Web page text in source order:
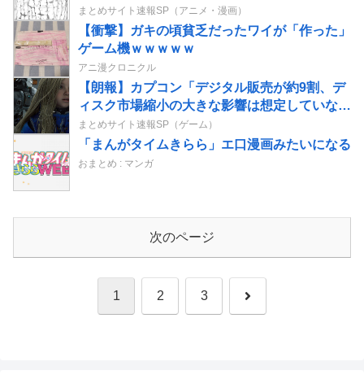
まとめサイト速報SP（アニメ・漫画）
【衝撃】ガキの頃貧乏だったワイが「作った」
ゲーム機ｗｗｗｗｗ
アニ漫クロニクル
【朗報】カプコン「デジタル販売が約9割、デ
ィスク市場縮小の大きな影響は想定していな
い」
まとめサイト速報SP（ゲーム）
「まんがタイムきらら」エ口漫画みたいになる
おまとめ : マンガ
次のページ
1 2 3 次